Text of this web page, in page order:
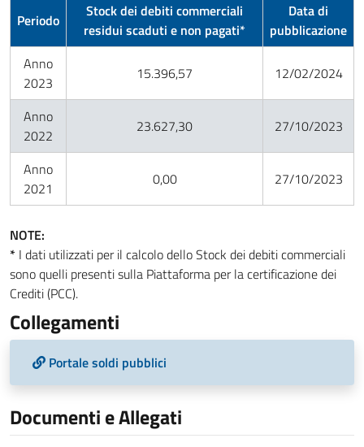
Periodo
Stock dei debiti commerciali
residui scaduti e non pagati*
Data di
pubblicazione
Anno
2023
15.396,57 12/02/2024
Anno
2022
23.627,30 27/10/2023
Anno
2021
0,00 27/10/2023
NOTE:
* I dati utilizzati per il calcolo dello Stock dei debiti commerciali
sono quelli presenti sulla Piattaforma per la certificazione dei
Crediti (PCC).
Collegamenti
Portale soldi pubblici
Documenti e Allegati